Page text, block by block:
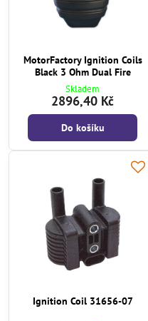
MotorFactory Ignition Coils
Black 3 Ohm Dual Fire
Skladem
2896,40 Kč
Do košíku
Ignition Coil 31656-07